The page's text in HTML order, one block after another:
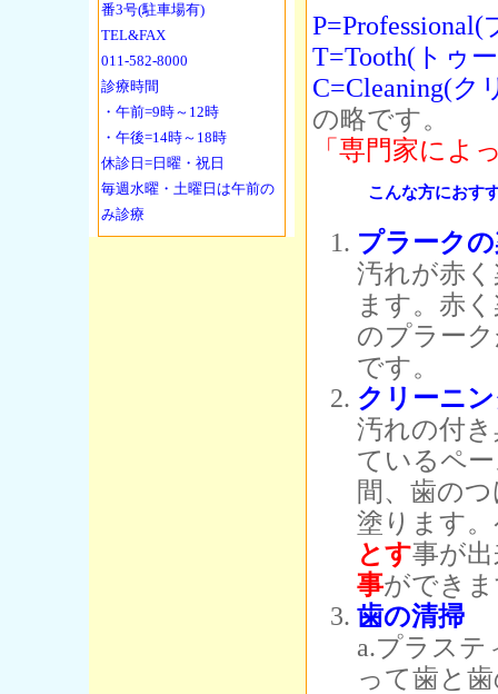
T=Tooth(トゥ
C=Cleaning(ク
の略です。
「専門家によ
こんな方におす
プラーク
汚れが赤
ます。赤
のプラー
です。
クリーニ
汚れの付
ているペ
間、歯の
塗ります
とす事が
事ができ
歯の清掃
a.プラス
って歯と
番3号(駐車場有)
TEL&FAX
011-582-8000
診療時間
・午前=9時～12時
・午後=14時～18時
休診日=日曜・祝日
毎週水曜・土曜日は午前の
み診療